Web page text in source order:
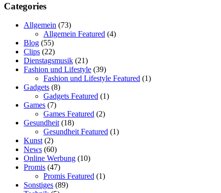
Categories
Allgemein (73)
Allgemein Featured (4)
Blog (55)
Clips (22)
Dienstagsmusik (21)
Fashion und Lifestyle (39)
Fashion und Lifestyle Featured (1)
Gadgets (8)
Gadgets Featured (1)
Games (7)
Games Featured (2)
Gesundheit(18)
Gesundheit Featured (1)
Kunst(2)
News (60)
Online Werbung (10)
Promis (47)
Promis Featured (1)
Sonstiges (89)